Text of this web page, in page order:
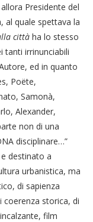
Presidente del
al quale spettava la
città ha lo stesso
tanti irrinunciabili
ed in quanto
Poëte,
Samonà,
Alexander,
non di una
disciplinare…”
destinato a
urbanistica, ma
di sapienza
coerenza storica, di
film